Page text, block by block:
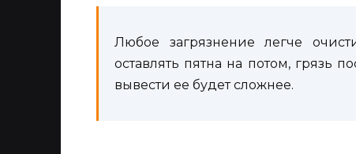
Любое загрязнение легче
оставлять пятна на потом, грязь
вывести ее будет сложнее.